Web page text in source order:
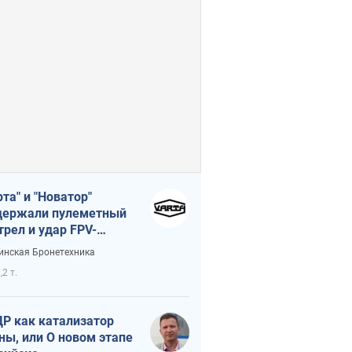
и "Новатор"
пулеметный
и удар FPV-
сохранив жизнь
Бронетехника
т.
как катализатор
или О новом этапе